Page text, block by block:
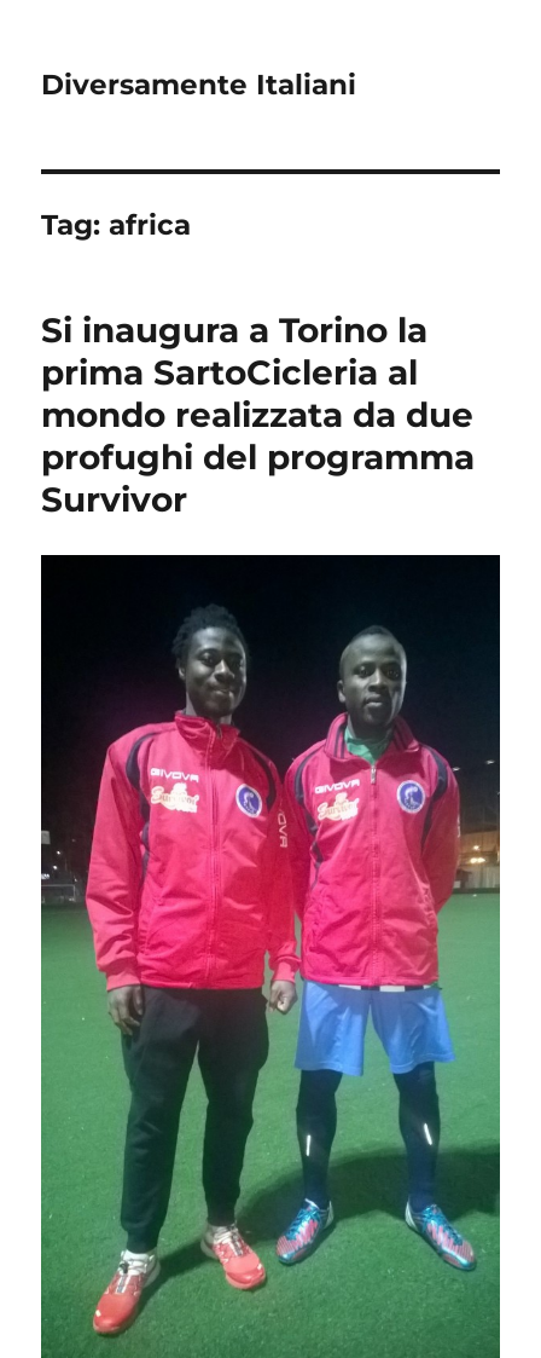
Diversamente Italiani
Tag:africa
Si inaugura a Torino la
prima SartoCicleria al
mondo realizzata da due
profughi del programma
Survivor